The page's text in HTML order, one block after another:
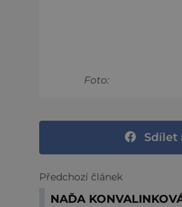
Foto:
Sdílet
Předchozí článek
NAĎA